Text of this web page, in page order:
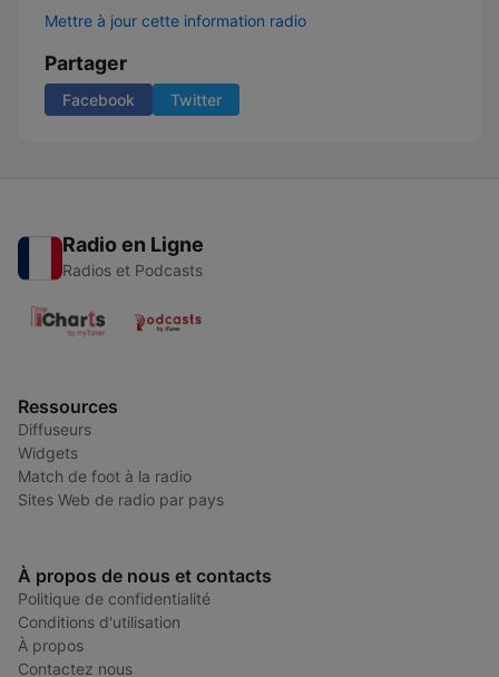
Mettre à jour cette information radio
Partager
Facebook Twitter
Radio en Ligne
Radios et Podcasts
Ressources
Diffuseurs
Widgets
Match de foot à la radio
Sites Web de radio par pays
À propos de nous et contacts
Politique de confidentialité
Conditions d'utilisation
À propos
Contactez nous